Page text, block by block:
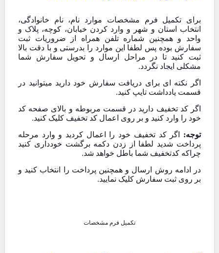
برای تکمیل فرم مشخصات موارد نام، نام خانوادگی،
انتخاب استان و شهر و وارد کردن خیابان، کوچه، پلاک و
واحد و همچنین شماره تلفن همراه از ضروریات ثبت
سفارش بوده پس لطفا این موارد را بدرستی و با دقت بالا
ثبت کنید تا در مراحل ارسال و تحویل سفارش شما
مشکلی ایجاد نگردد.
اگر نکته ای برای دریافت سفارش خود دارید میتوانید در
قسمت یادداشت تایپ کنید.
اگر کد تخفیف دارید در قسمت مربوطه و بالای صفحه کد
خود را وارد کنید و بر روی اعمال کد تخفیف کلیک کنید.
توجه:
اگر کد تخفیف خود را اعمال کردید و وارد مرحله
پرداخت شدید لطفا از زدن دکمه برگشت خودداری کنید
چراکه کدتخفیف شما باطل خواهد شد.
در ادامه روش ارسال و همچنین پرداخت را انتخاب کنید و
بر روی ثبت سفارش کلیک نمایید.
تکمیل فرم مشخصات